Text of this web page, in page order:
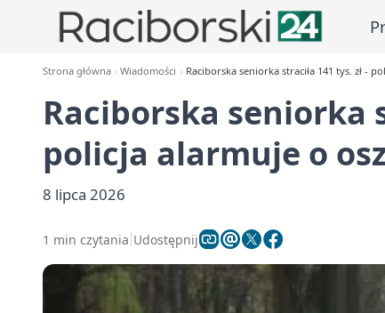
Strona główna Wiadomości Raciborska seniorka straciła 141 tys. zł -
Raciborska seniorka
policja alarmuje o
8 lipca 2026
1 min czytania Udostępnij